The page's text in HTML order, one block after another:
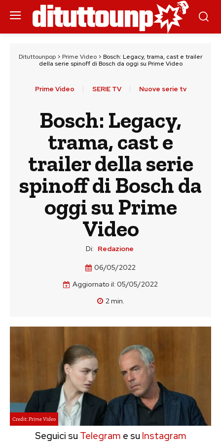
Dituttounpop > Prime Video > Bosch: Legacy, trama, cast e trailer
della serie spinoff di Bosch da oggi su Prime Video
Prime Video SERIE TV Nuove serie tv
Bosch: Legacy,
trama, cast e
trailer della serie
spinoff di Bosch da
oggi su Prime
Video
Di: Redazione
06/05/2022
Aggiornato il: 05/05/2022
2min.
Credit: Prime Video
Seguici su Telegram e su Instagram